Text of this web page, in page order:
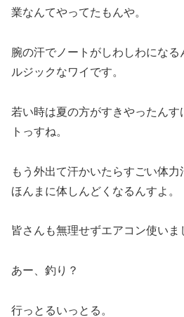
業なんてやってたもんや。
腕の汗でノートがしわしわにな
ルジックなワイです。
若い時は夏の方がすきやったん
トっすね。
もう外出て汗かいたらすごい体力
ほんまに体しんどくなるんすよ。
皆さんも無理せずエアコン使いま
あー、釣り？
行っとるいっとる。